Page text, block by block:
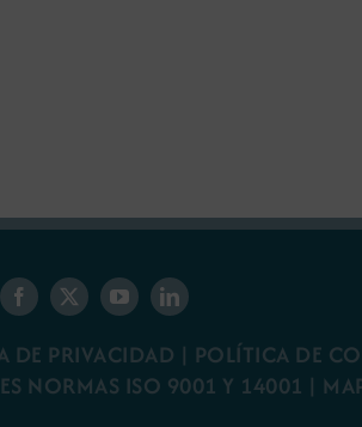
DE PRIVACIDAD | POLÍTICA DE
NORMAS ISO 9001 Y 14001 |